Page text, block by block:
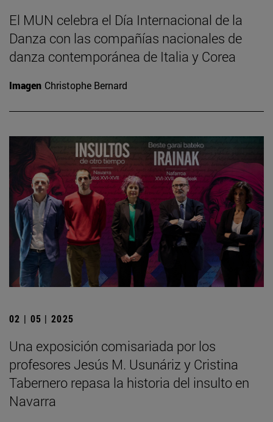
El MUN celebra el Día Internacional de la
Danza con las compañías nacionales de
danza contemporánea de Italia y Corea
Imagen Christophe Bernard
02 | 05 | 2025
Una exposición comisariada por los
profesores Jesús M. Usunáriz y Cristina
Tabernero repasa la historia del insulto en
Navarra